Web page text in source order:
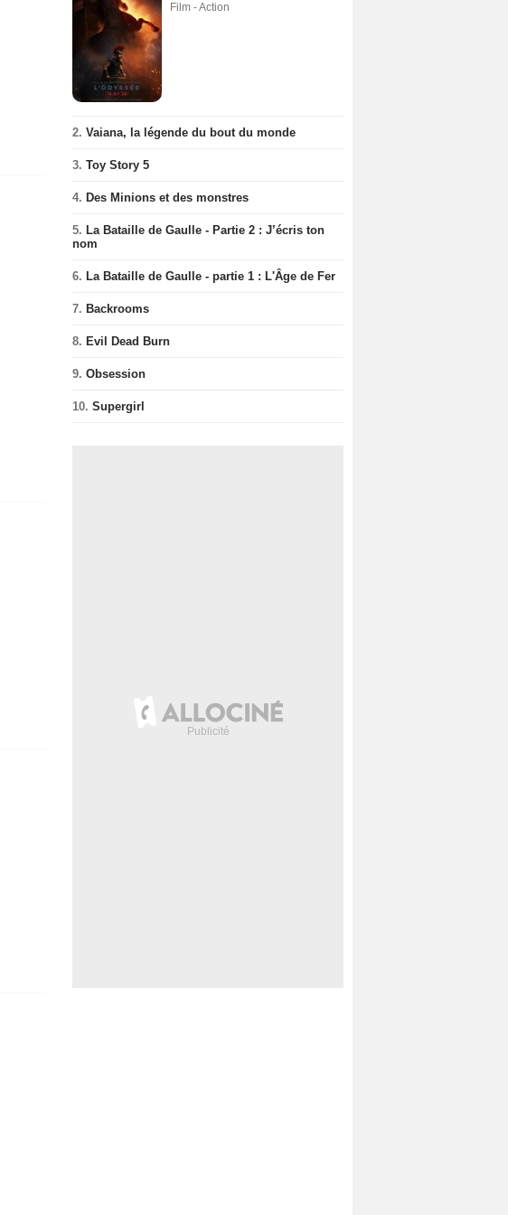
Film - Action
2. Vaiana, la légende du bout du monde
3. Toy Story 5
4. Des Minions et des monstres
5. La Bataille de Gaulle - Partie 2 : J’écris ton
nom
6. La Bataille de Gaulle - partie 1 : L'Âge de Fer
7. Backrooms
8. Evil Dead Burn
9. Obsession
10. Supergirl